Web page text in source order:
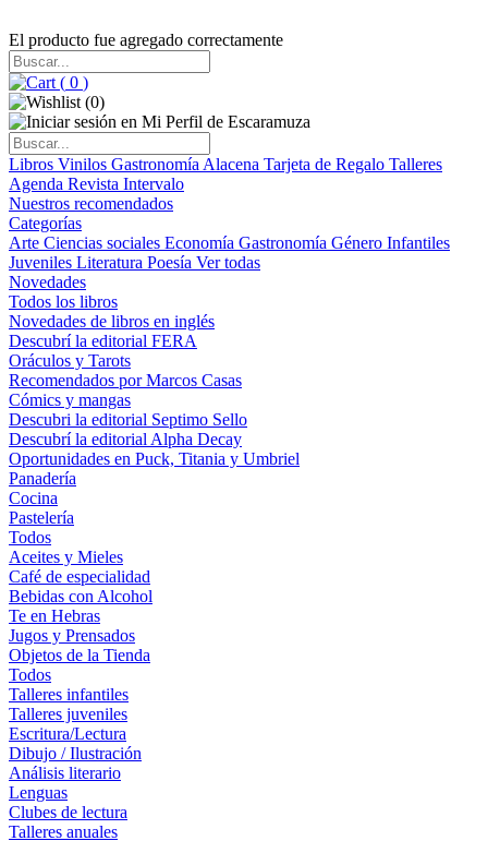
El producto fue agregado correctamente
( 0 )
(0)
Libros Vinilos Gastronomía Alacena Tarjeta de Regalo Talleres
Agenda Revista Intervalo
Nuestros recomendados
Categorías
Arte Ciencias sociales Economía Gastronomía Género Infantiles
Juveniles Literatura Poesía Ver todas
Novedades
Todos los libros
Novedades de libros en inglés
Descubrí la editorial FERA
Oráculos y Tarots
Recomendados por Marcos Casas
Cómics y mangas
Descubri la editorial Septimo Sello
Descubrí la editorial Alpha Decay
Oportunidades en Puck, Titania y Umbriel
Panadería
Cocina
Pastelería
Todos
Aceites y Mieles
Café de especialidad
Bebidas con Alcohol
Te en Hebras
Jugos y Prensados
Objetos de la Tienda
Todos
Talleres infantiles
Talleres juveniles
Escritura/Lectura
Dibujo / Ilustración
Análisis literario
Lenguas
Clubes de lectura
Talleres anuales